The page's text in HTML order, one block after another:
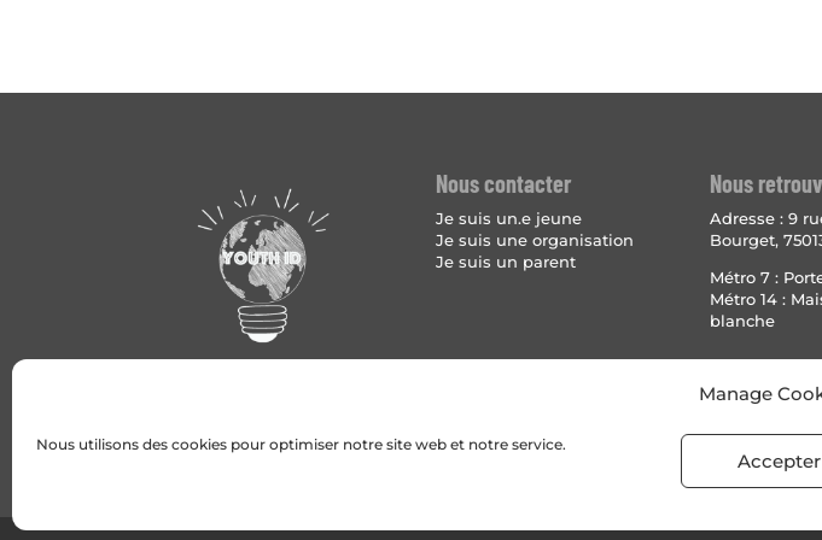
Manage
Nous utilisons des cookies pour optimiser notre site web et notre service.
Nous contacter
Je suis un.e jeune
Je suis une organisation
Je suis un parent
Nous
Adresse :9
Bourget,
Métro 7 :
Métro 14 :
blanche